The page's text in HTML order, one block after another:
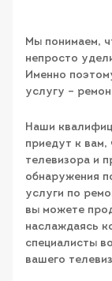
Мы понимаем,
непросто
Именно
услугу –
Наши
приедут к вам,
телевизора и
обнаружения
услуги по
вы можете
наслаждаясь
специалисты
вашего